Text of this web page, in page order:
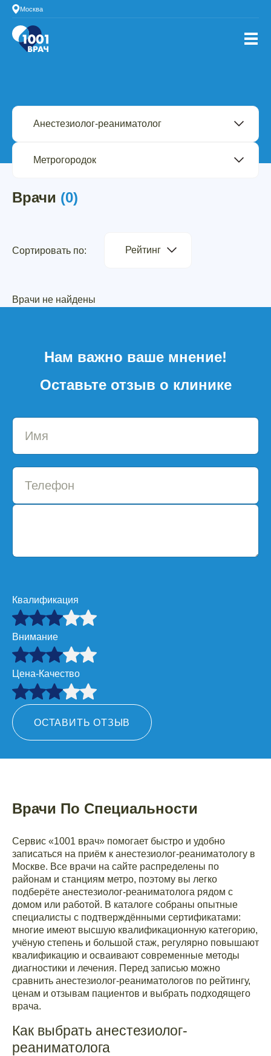
Москва
Врачи (0)
Сортировать по: Рейтинг
Врачи не найдены
Нам важно ваше мнение!
Оставьте отзыв о клинике
Квалификация
Внимание
Цена-Качество
ОСТАВИТЬ ОТЗЫВ
Врачи По Специальности
Сервис «1001 врач» помогает быстро и удобно
записаться на приём к анестезиолог-реаниматологу в
Москве. Все врачи на сайте распределены по
районам и станциям метро, поэтому вы легко
подберёте анестезиолог-реаниматолога рядом с
домом или работой. В каталоге собраны опытные
специалисты с подтверждёнными сертификатами:
многие имеют высшую квалификационную категорию,
учёную степень и большой стаж, регулярно повышают
квалификацию и осваивают современные методы
диагностики и лечения. Перед записью можно
сравнить анестезиолог-реаниматологов по рейтингу,
ценам и отзывам пациентов и выбрать подходящего
врача.
Как выбрать анестезиолог-
реаниматолога